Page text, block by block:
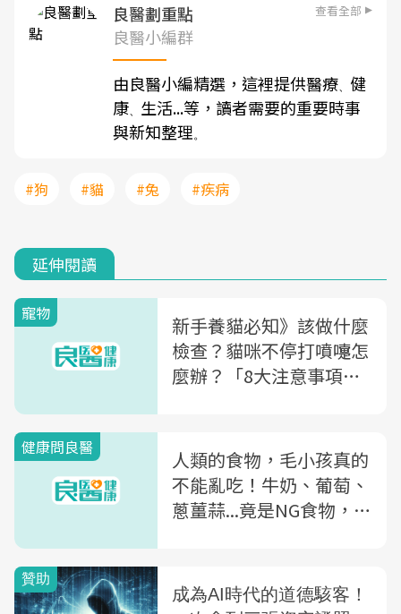
良醫劃重點 查看全部
良醫小編群
由良醫小編精選，這裡提供醫療、 健
康、 生活...等，讀者需要的重要時事
與新知整理。
#狗 #貓 #兔 #疾病
延伸閱讀
寵物
新手養貓必知》該做什麼
檢查？貓咪不停打噴嚏怎
麼辦？「8大注意事項」
健康問良醫
人類的食物，毛小孩真的
不能亂吃！牛奶、葡萄、
蔥薑蒜...竟是NG食物，